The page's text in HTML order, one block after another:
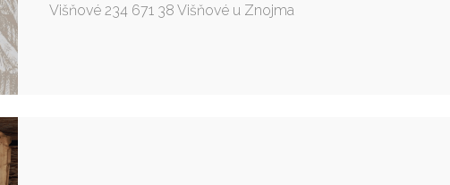
Višňové 234 671 38 Višňové u Znojma